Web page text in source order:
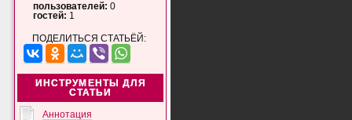
пользователей: 0
гостей: 1
ПОДЕЛИТЬСЯ СТАТЬЁЙ:
ИНСТРУМЕНТЫ ДЛЯ
СТАТЬИ
Аннотация